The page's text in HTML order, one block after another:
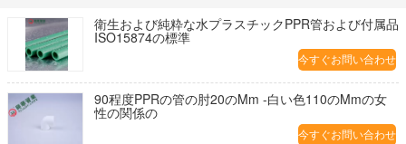
衛生および純粋な水プラスチックPPR管および付属品
ISO15874の標準
今すぐお問い合わせ
90程度PPRの管の肘20のMm -白い色110のMmの女
性の関係の
今すぐお問い合わせ